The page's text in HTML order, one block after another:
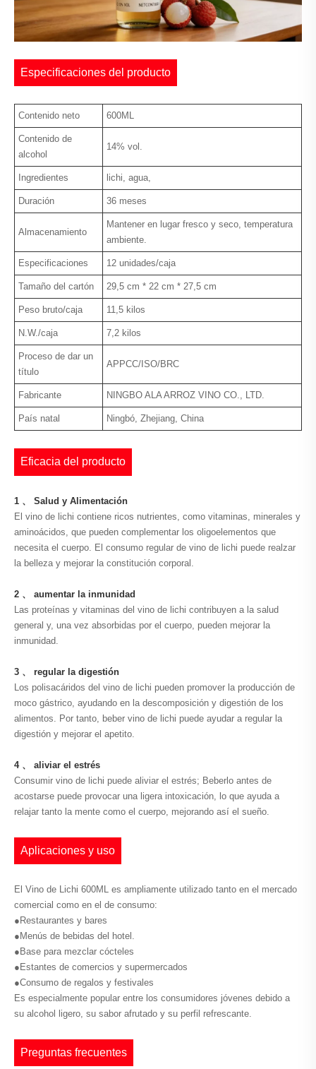
Especificaciones del producto
Contenido neto 600ML
Contenido de
alcohol
14% vol.
Ingredientes lichi, agua,
Duración 36 meses
Almacenamiento
Mantener en lugar fresco y seco, temperatura
ambiente.
Especificaciones 12 unidades/caja
Tamaño del cartón 29,5 cm * 22 cm * 27,5 cm
Peso bruto/caja 11,5 kilos
N.W./caja 7,2 kilos
Proceso de dar un
título
APPCC/ISO/BRC
Fabricante NINGBO ALA ARROZ VINO CO., LTD.
País natal Ningbó, Zhejiang, China
Eficacia del producto
1 、 Salud y Alimentación
El vino de lichi contiene ricos nutrientes, como vitaminas, minerales y
aminoácidos, que pueden complementar los oligoelementos que
necesita el cuerpo. El consumo regular de vino de lichi puede realzar
la belleza y mejorar la constitución corporal.
2 、 aumentar la inmunidad
Las proteínas y vitaminas del vino de lichi contribuyen a la salud
general y, una vez absorbidas por el cuerpo, pueden mejorar la
inmunidad.
3 、 regular la digestión
Los polisacáridos del vino de lichi pueden promover la producción de
moco gástrico, ayudando en la descomposición y digestión de los
alimentos. Por tanto, beber vino de lichi puede ayudar a regular la
digestión y mejorar el apetito.
4 、 aliviar el estrés
Consumir vino de lichi puede aliviar el estrés; Beberlo antes de
acostarse puede provocar una ligera intoxicación, lo que ayuda a
relajar tanto la mente como el cuerpo, mejorando así el sueño.
Aplicaciones y uso
El Vino de Lichi 600ML es ampliamente utilizado tanto en el mercado
comercial como en el de consumo:
●Restaurantes y bares
●Menús de bebidas del hotel.
●Base para mezclar cócteles
●Estantes de comercios y supermercados
●Consumo de regalos y festivales
Es especialmente popular entre los consumidores jóvenes debido a
su alcohol ligero, su sabor afrutado y su perfil refrescante.
Preguntas frecuentes